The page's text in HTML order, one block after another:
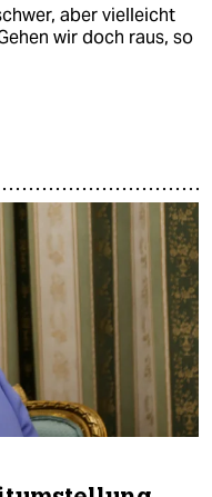
aber vielleicht
wir doch raus, so